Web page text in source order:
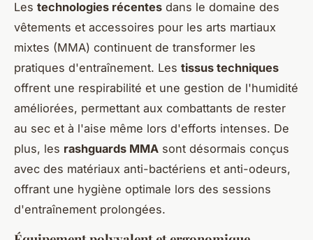
Les technologies récentes dans le domaine des
vêtements et accessoires pour les arts martiaux
mixtes (MMA) continuent de transformer les
pratiques d'entraînement. Les tissus techniques
offrent une respirabilité et une gestion de l'humidité
améliorées, permettant aux combattants de rester
au sec et à l'aise même lors d'efforts intenses. De
plus, les rashguards MMA sont désormais conçus
avec des matériaux anti-bactériens et anti-odeurs,
offrant une hygiène optimale lors des sessions
d'entraînement prolongées.